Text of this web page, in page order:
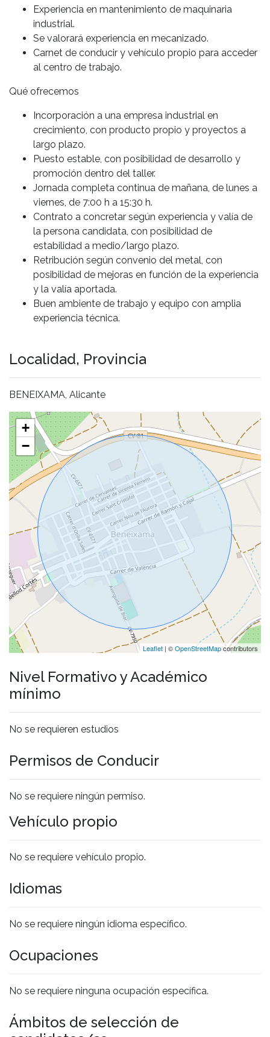
Experiencia en mantenimiento de maquinaria
industrial.
Se valorará experiencia en mecanizado.
Carnet de conducir y vehículo propio para acceder
al centro de trabajo.
Qué ofrecemos
Incorporación a una empresa industrial en
crecimiento, con producto propio y proyectos a
largo plazo.
Puesto estable, con posibilidad de desarrollo y
promoción dentro del taller.
Jornada completa continua de mañana, de lunes a
viernes, de 7:00 h a 15:30 h.
Contrato a concretar según experiencia y valía de
la persona candidata, con posibilidad de
estabilidad a medio/largo plazo.
Retribución según convenio del metal, con
posibilidad de mejoras en función de la experiencia
y la valía aportada.
Buen ambiente de trabajo y equipo con amplia
experiencia técnica.
Localidad, Provincia
BENEIXAMA, Alicante
+
−
Leaflet | ©OpenStreetMapcontributors
Nivel Formativo y Académico
mínimo
No se requieren estudios
Permisos de Conducir
No se requiere ningún permiso.
Vehículo propio
No se requiere vehículo propio.
Idiomas
No se requiere ningún idioma específico.
Ocupaciones
No se requiere ninguna ocupación específica.
Ámbitos de selección de